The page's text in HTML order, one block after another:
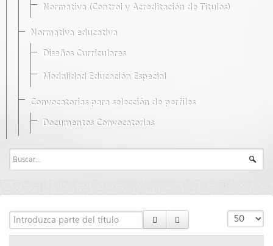
Normativa (Control y Acreditación de Títulos)
Normativa educativa
Diseños Curriculares
Modalidad Educación Especial
Convocatorias para selección de perfiles
Documentos Convocatorias